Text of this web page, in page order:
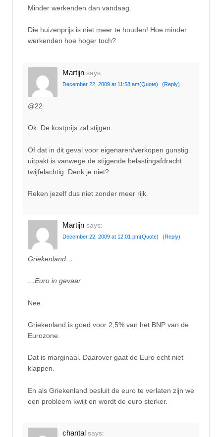
Minder werkenden dan vandaag.
Die huizenprijs is niet meer te houden! Hoe minder
werkenden hoe hoger toch?
Martijn says:
December 22, 2009 at 11:58 am(Quote) (Reply)
@22
Ok. De kostprijs zal stijgen.
Of dat in dit geval voor eigenaren/verkopen gunstig
uitpakt is vanwege de stijgende belastingafdracht
twijfelachtig. Denk je niet?
Reken jezelf dus niet zonder meer rijk.
Martijn says:
December 22, 2009 at 12:01 pm(Quote) (Reply)
Griekenland…
…Euro in gevaar
Nee.
Griekenland is goed voor 2,5% van het BNP van de
Eurozone.
Dat is marginaal. Daarover gaat de Euro echt niet
klappen.
En als Griekenland besluit de euro te verlaten zijn we
een probleem kwijt en wordt de euro sterker.
chantal says: